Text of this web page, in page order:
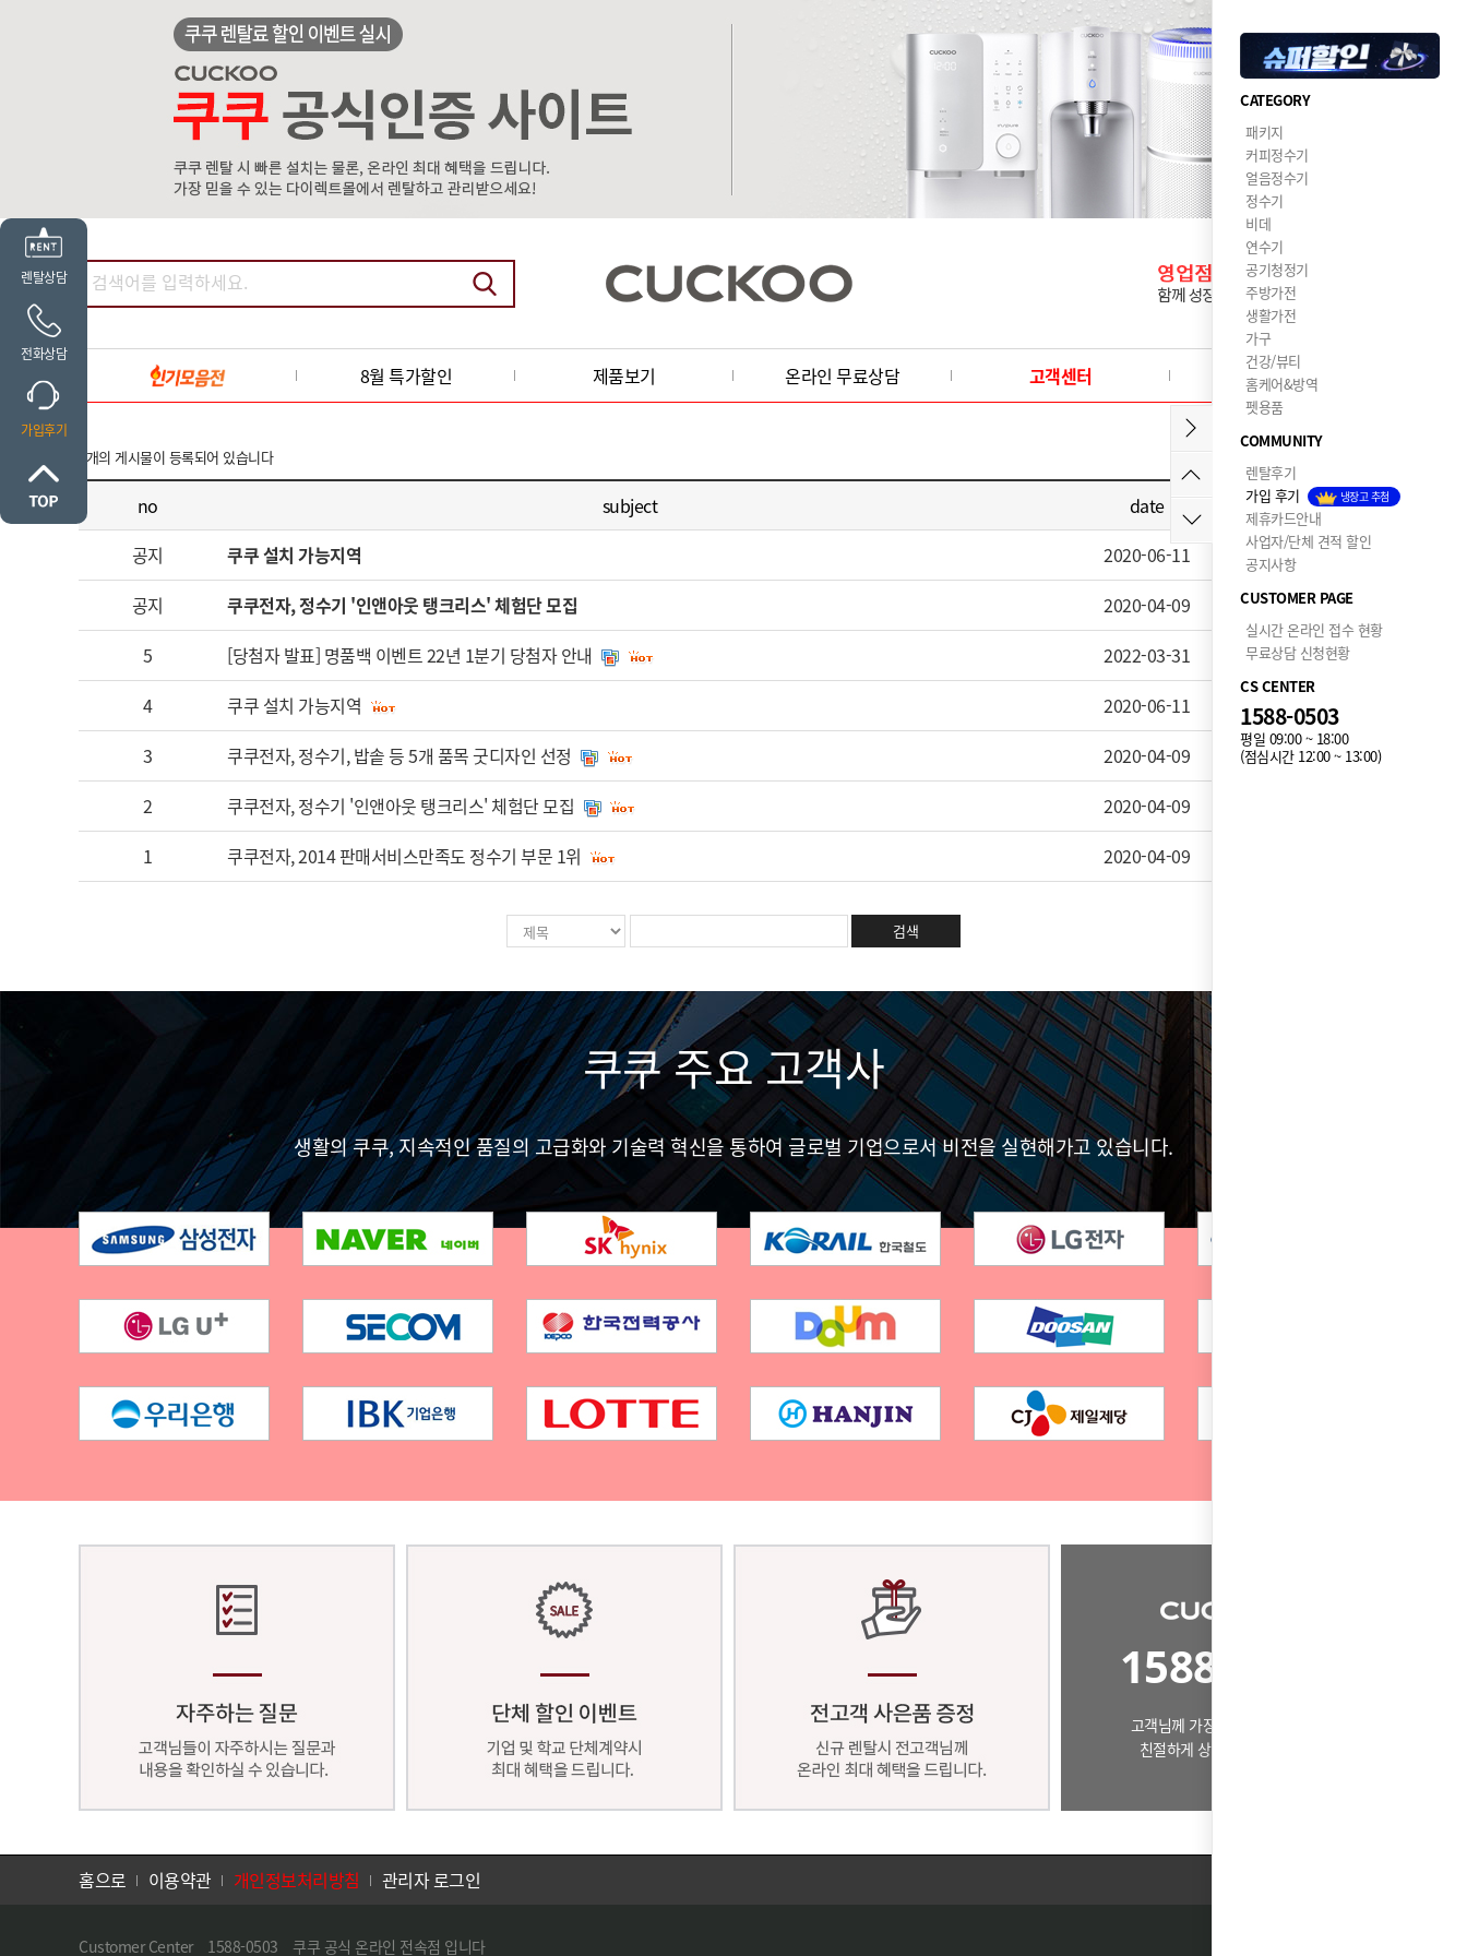
8월 특가할인 제품보기 온라인 무료상담 고객센터 이달의혜택
개의 게시물이 등록되어 있습니다
no subject date
hit
공지
쿠쿠 설치 가능지역 2020-06-11
14,043
공지
쿠쿠전자, 정수기 '인앤아웃 탱크리스' 체험단 모집 2020-04-09
10,495
5
[당첨자 발표] 명품백 이벤트 22년 1분기 당첨자 안내 2022-03-31
8,686
4
쿠쿠 설치 가능지역 2020-06-11
14,043
3
쿠쿠전자, 정수기, 밥솥 등 5개 품목 굿디자인 선정 2020-04-09
10,828
2
쿠쿠전자, 정수기 '인앤아웃 탱크리스' 체험단 모집 2020-04-09
1
쿠쿠전자, 2014 판매서비스만족도 정수기 부문 1위 2020-04-09
검색
쿠쿠 주요 고객사
생활의 쿠쿠, 지속적인 품질의 고급화와 기술력 혁신을 통하여 글로벌 기업으로서 비전을 실현해가고 있습니다.
1588-0503
고객님께 가장 알맞은 제품으로
친절하게 상담드리겠습니다.
홈으로 이용약관 개인정보처리방침 관리자 로그인
Customer Center 1588-0503 쿠쿠 공식 온라인 전속점 입니다
렌탈상담
전화상담
가입후기
CATEGORY
패키지
커피정수기
얼음정수기
정수기
비데
연수기
공기청정기
주방가전
생활가전
가구
건강/뷰티
홈케어&방역
펫용품
COMMUNITY
렌탈후기
가입 후기
냉장고 추첨
제휴카드안내
사업자/단체 견적 할인
공지사항
CUSTOMER PAGE
실시간 온라인 접수 현황
무료상담 신청현황
CS CENTER
1588-0503
평일 09:00 ~ 18:00
(점심시간 12:00 ~ 13:00)